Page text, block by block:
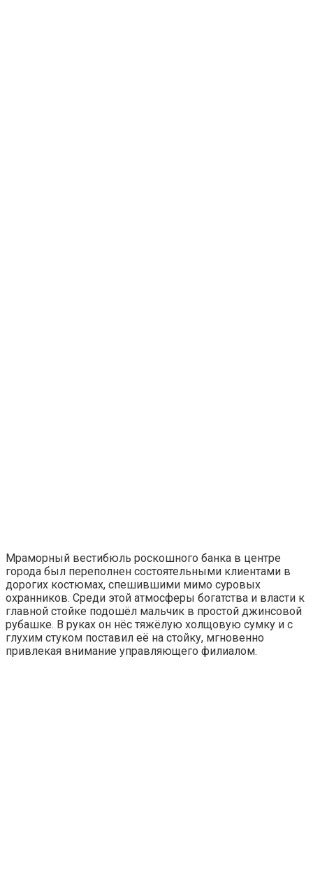
Мраморный вестибюль роскошного банка в центре
города был переполнен состоятельными клиентами в
дорогих костюмах, спешившими мимо суровых
охранников. Среди этой атмосферы богатства и власти к
главной стойке подошёл мальчик в простой джинсовой
рубашке. В руках он нёс тяжёлую холщовую сумку и с
глухим стуком поставил её на стойку, мгновенно
привлекая внимание управляющего филиалом.